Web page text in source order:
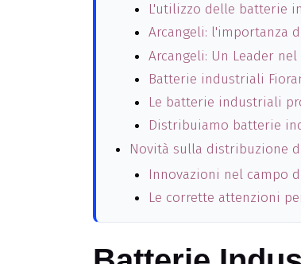
L'utilizzo delle batterie
Arcangeli: l'importanza
Arcangeli: Un Leader
Batterie industriali
Le batterie industriali
Distribuiamo batterie
Novità sulla distribuzione
Innovazioni nel campo
Le corrette attenzioni